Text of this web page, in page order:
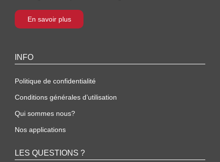
En savoir plus
INFO
Politique de confidentialité
Conditions générales d’utilisation
Qui sommes nous?
Nos applications
LES QUESTIONS ?